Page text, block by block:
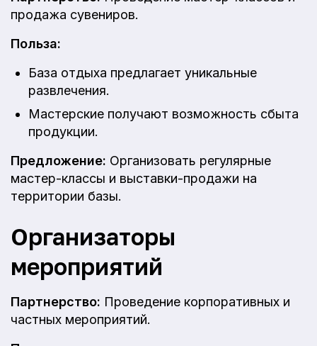
продажа сувениров.
Польза:
База отдыха предлагает уникальные
развлечения.
Мастерские получают возможность сбыта
продукции.
Предложение: Организовать регулярные
мастер-классы и выставки-продажи на
территории базы.
Организаторы
мероприятий
Партнерство: Проведение корпоративных и
частных мероприятий.